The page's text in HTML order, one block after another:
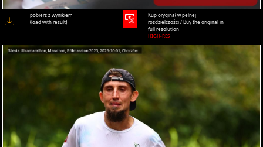
pobierz z wynikiem
(load with result)
Kup oryginał w pełnej
rozdzielczości / Buy the original in
full resolution
HIGH-RES